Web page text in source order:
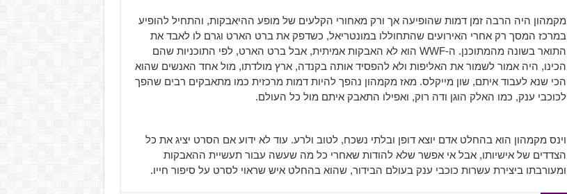
מקמהון היה הרבה זמן דמות שהופיעה אך ורק מאחורי הקלעים של מופע ההיאבקות, והתחיל להופיע
במרכז המסך רק אחרי האירועים שהתחוללו במונטריאל, כשדפק את ברט הארט וגרם לו לאבד את
התואר בשונה מהמתוכנן. ה-WWF הוא לא האבקות אמיתית, אבל ברט הארט, לפי התוכניות שהם
הכינו, היה אמור לשמור את האליפות ולא להפסיד אותה בקנדה, ארץ מולדתו, מול אחד האנשים שהוא
הכי שנא לעבוד איתם, שון מייקלס. מאז מקמהון נהפך להיות דמות מרכזית כמו מתאבקים רבים שהפך
לכוכבי ענק, כמו האלק הוגן ודה רוק, ואפילו התאבק איתם מול כל העולם.
וינס מקמהון הוא בהחלט אדם יוצא דופן ובלתי נשכח, לטוב ולרע. עוד לא ידוע אם הסרט יציג את כל
הצדדים של אישיותו, אבל אי אפשר שלא להודות שאחרי כל מה שעשה עבור תעשיית ההאבקות
ומעורבתו ביצירת עשרות כוכבי ענק בעולם הבידור, שהוא בהחלט איש שראוי לסרט על סיפור חייו.